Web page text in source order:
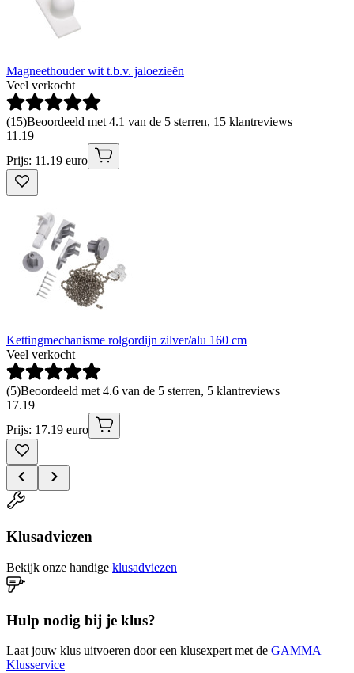
Magneethouder wit t.b.v. jaloezieën
Veel verkocht
(15)Beoordeeld met 4.1 van de 5 sterren, 15 klantreviews
11.19
Prijs: 11.19 euro
Kettingmechanisme rolgordijn zilver/alu 160 cm
Veel verkocht
(5)Beoordeeld met 4.6 van de 5 sterren, 5 klantreviews
17.19
Prijs: 17.19 euro
Klusadviezen
Bekijk onze handige klusadviezen
Hulp nodig bij je klus?
Laat jouw klus uitvoeren door een klusexpert met de GAMMA
Klusservice